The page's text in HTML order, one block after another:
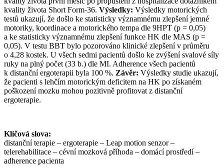
kvality života Short Form-36. Výsledky: Výsledky motorických
testů ukazují, že došlo ke statisticky významnému zlepšení jemné
motoriky, koordinace a motorického tempa dle 9HPT (p = 0,05)
a ke statisticky významnému zlepšení funkce HK dle MAS (p =
0,05). V testu BBT bylo pozorováno klinické zlepšení v průměru
o 4,28 kostek. U všech sedmi pacientů došlo ke zvýšení svalové síly
ruky na plný počet (33 b.) dle MI. Adherence všech pacientů
k distanční ergoterapii byla 100 %. Závěr: Výsledky studie ukazují,
že pacienti s lehčím motorickým deficitem na HK po získaném
poškození mozku mohou pozitivně profitovat z distanční
ergoterapie.
Klíčová slova:
distanční terapie – ergoterapie – Leap motion senzor –
telerehabilitace – cévní mozková příhoda – domácí prostředí –
adherence pacienta